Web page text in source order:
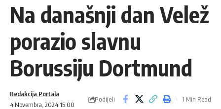
Na današnji dan Velež
porazio slavnu
Borussiju Dortmund
4 Novembra, 2024 15:00
Redakcija Portala
Podijeli 1 Min Read